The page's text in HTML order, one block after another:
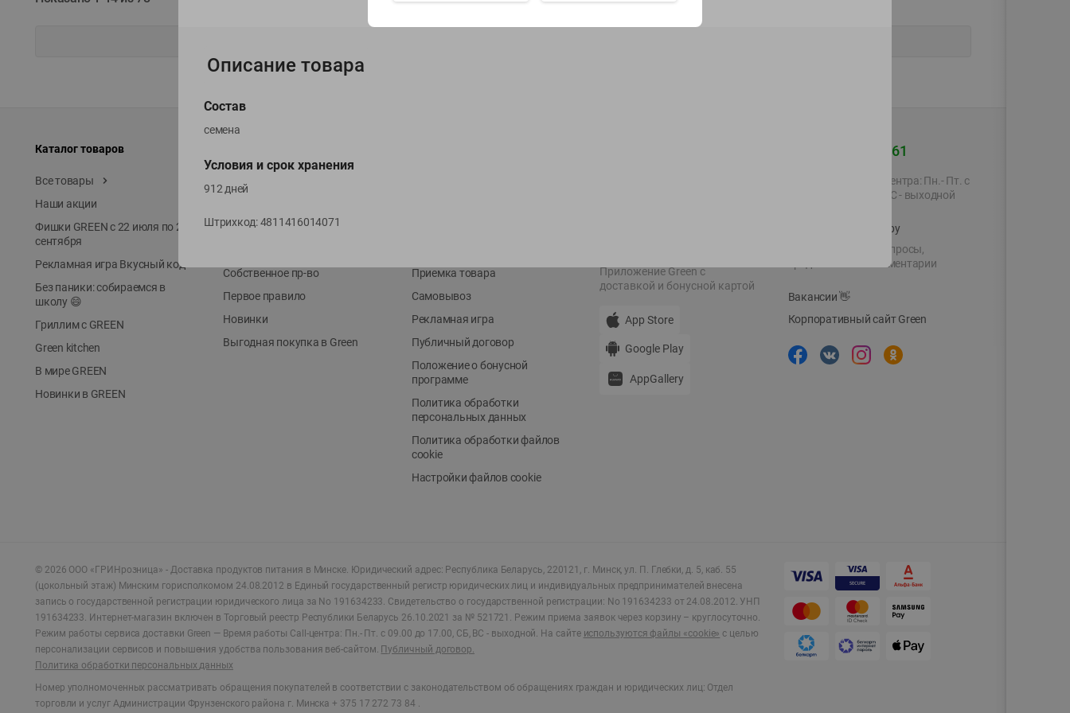
Каталог товаров
Все товары
Наши акции
Фишки GREEN с 22 июля по 22
сентября
Рекламная игра Вкусный код
Без паники: собираемся в
школу 😄
Гриллим с GREEN
Green kitchen
В мире GREEN
Новинки в GREEN
ЭКОлиния
Собственное пр-во
Первое правило
Новинки
Выгодная покупка в Green
Приемка товара
Самовывоз
Рекламная игра
Публичный договор
Положение о бонусной
программе
Политика обработки
персональных данных
Политика обработки файлов
cookie
Настройки файлов cookie
Приложение Green c
доставкой и бонусной картой
App Store
Google Play
AppGallery
+375 44 560-60-61
Время работы Call-центра: Пн.- Пт. с
09.00 до 17.00, СБ, ВС - выходной
shop@green-market.by
Пишите нам свои вопросы,
предложения и комментарии
Вакансии👋
Корпоративный сайт Green
© 2026 ООО «ГРИНрозница» - Доставка продуктов питания в Минске. Юридический адрес: Республика Беларусь, 220121, г. Минск, ул. П. Глебки, д. 5, каб. 55
(цокольный этаж) Минским горисполкомом 24.08.2012 в Единый государственный регистр юридических лиц и индивидуальных предпринимателей внесена
запись о государственной регистрации юридического лица за No 191634233. Свидетельство о государственной регистрации: No 191634233 от 24.08.2012. УНП
191634233. Интернет-магазин включен в Торговый реестр Республики Беларусь 26.10.2021 за № 521721. Режим приема заявок через корзину – круглосуточно.
Режим работы сервиса доставки Green — Время работы Call-центра: Пн.- Пт. с 09.00 до 17.00, СБ, ВС - выходной. На сайте используются файлы «cookie» с целью
персонализации сервисов и повышения удобства пользования веб-сайтом. Публичный договор.
Политика обработки персональных данных
Номер уполномоченных рассматривать обращения покупателей в соответствии с законодательством об обращениях граждан и юридических лиц: Отдел
торговли и услуг Администрации Фрунзенского района г. Минска + 375 17 272 73 84 .
Описание товара
Состав
семена
Условия и срок хранения
912 дней
Штрихкод:4811416014071